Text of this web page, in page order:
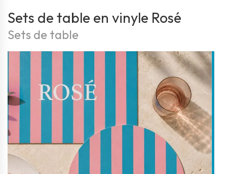
Sets de table en vinyle Rosé
Sets de table